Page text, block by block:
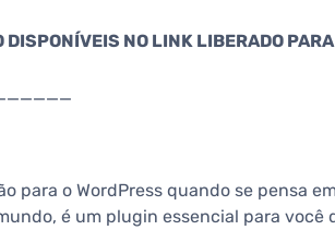
NO LINK LIBERADO
para o WordPress quando se pensa em
é um plugin essencial para você